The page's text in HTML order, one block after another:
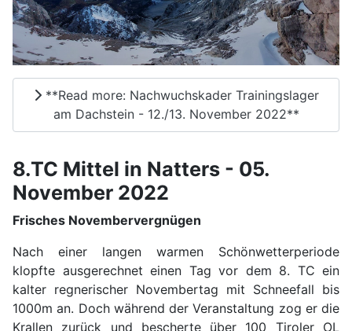
**Read more: Nachwuchskader Trainingslager
am Dachstein - 12./13. November 2022**
8.TC Mittel in Natters - 05.
November 2022
Frisches Novembervergnügen
Nach einer langen warmen Schönwetterperiode
klopfte ausgerechnet einen Tag vor dem 8. TC ein
kalter regnerischer Novembertag mit Schneefall bis
1000m an. Doch während der Veranstaltung zog er die
Krallen zurück und bescherte über 100 Tiroler OL